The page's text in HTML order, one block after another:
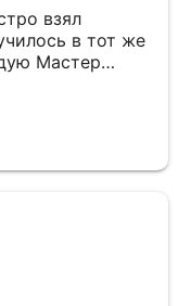
взял
в тот же